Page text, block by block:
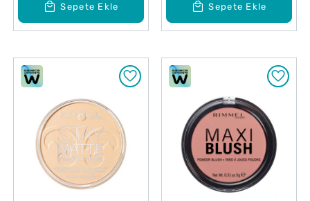
Sepete Ekle Sepete Ekle